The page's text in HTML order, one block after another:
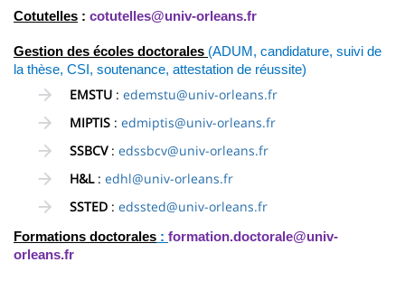
Cotutelles : cotutelles@univ-orleans.fr
Gestion des écoles doctorales (ADUM, candidature, suivi de
la thèse, CSI, soutenance, attestation de réussite)
EMSTU : edemstu@univ-orleans.fr
MIPTIS : edmiptis@univ-orleans.fr
SSBCV : edssbcv@univ-orleans.fr
H&L: edhl@univ-orleans.fr
SSTED : edssted@univ-orleans.fr
Formations doctorales : formation.doctorale@univ-
orleans.fr